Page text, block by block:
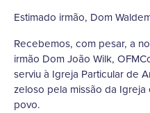
Estimado irmão, Dom
Recebemos, com pesar, a
irmão Dom João Wilk,
serviu à Igreja Particular de
zeloso pela missão da
povo.